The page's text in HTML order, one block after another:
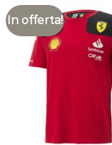
In offerta!